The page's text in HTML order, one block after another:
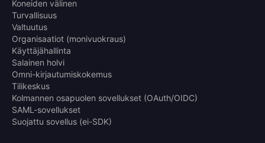
Koneiden välinen
Turvallisuus
Valtuutus
Organisaatiot (monivuokraus)
Käyttäjähallinta
Salainen holvi
Omni-kirjautumiskokemus
Tilikeskus
Kolmannen osapuolen sovellukset (OAuth/OIDC)
SAML-sovellukset
Suojattu sovellus (ei-SDK)